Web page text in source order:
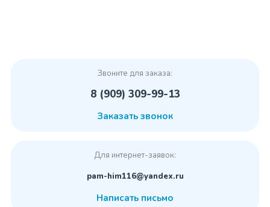
Звоните для заказа:
8 (909) 309-99-13
Заказать звонок
Для интернет-заявок:
pam-him116@yandex.ru
Написать письмо